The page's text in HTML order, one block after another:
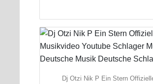
Dj Otzi Nik P Ein Stern